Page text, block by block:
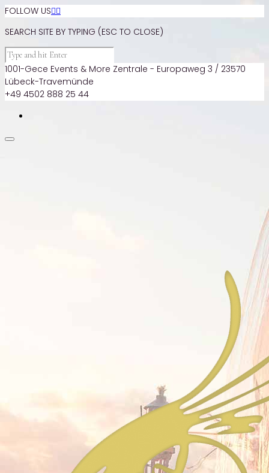
FOLLOW US
SEARCH SITE BY TYPING (ESC TO CLOSE)
1001-Gece Events & More Zentrale - Europaweg 3 / 23570
Lübeck-Travemünde
+49 4502 888 25 44